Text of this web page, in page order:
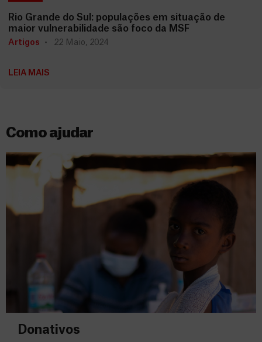
Rio Grande do Sul: populações em situação de
maior vulnerabilidade são foco da MSF
Artigos 22 Maio, 2024
LEIA MAIS
Como ajudar
Donativos